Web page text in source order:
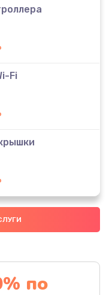
Fi
по